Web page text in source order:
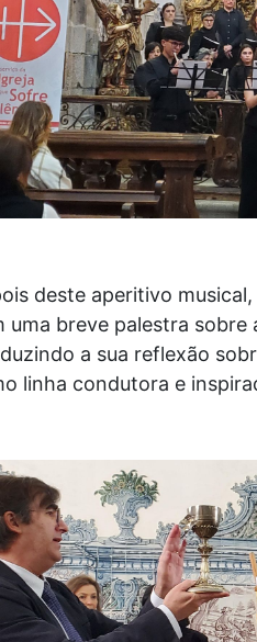
deste aperitivo
uma breve palestra sobre
a sua reflexão
linha condutora e